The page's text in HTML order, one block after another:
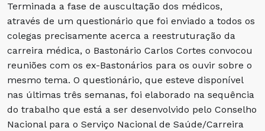
Terminada a fase de auscultação dos médicos,
através de um questionário que foi enviado a todos os
colegas precisamente acerca a reestruturação da
carreira médica, o Bastonário Carlos Cortes convocou
reuniões com os ex-Bastonários para os ouvir sobre o
mesmo tema. O questionário, que esteve disponível
nas últimas três semanas, foi elaborado na sequência
do trabalho que está a ser desenvolvido pelo Conselho
Nacional para o Serviço Nacional de Saúde/Carreira